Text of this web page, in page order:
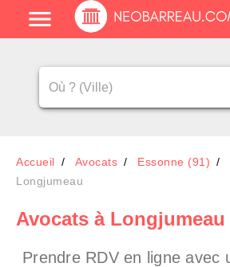
Accueil Avocats Essonne (91)
Longjumeau
Avocats à Longjumeau
Prendre RDV en ligne avec